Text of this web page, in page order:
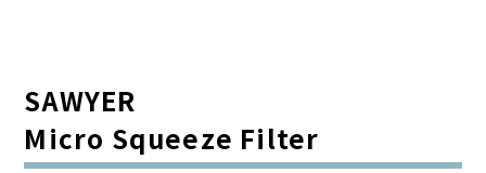
SAWYER
Micro Squeeze Filter